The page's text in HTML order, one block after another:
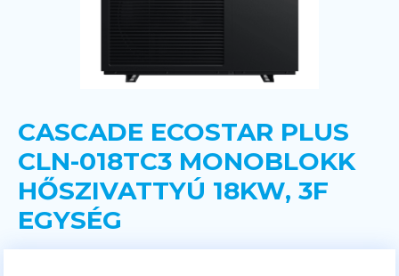
CASCADE ECOSTAR PLUS
CLN-018TC3 MONOBLOKK
HŐSZIVATTYÚ 18KW, 3F
EGYSÉG